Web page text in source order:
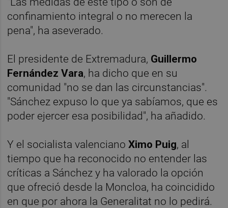
confinamiento integral o no merecen la
pena", ha aseverado.
El presidente de Extremadura, Guillermo
Fernández Vara, ha dicho que en su
comunidad "no se dan las circunstancias".
"Sánchez expuso lo que ya sabíamos, que es
poder ejercer esa posibilidad", ha añadido.
Y el socialista valencianoXimo Puig, al
tiempo que ha reconocido no entender las
críticas a Sánchez y ha valorado la opción
que ofreció desde la Moncloa, ha coincidido
en que por ahora la Generalitat no lo pedirá.